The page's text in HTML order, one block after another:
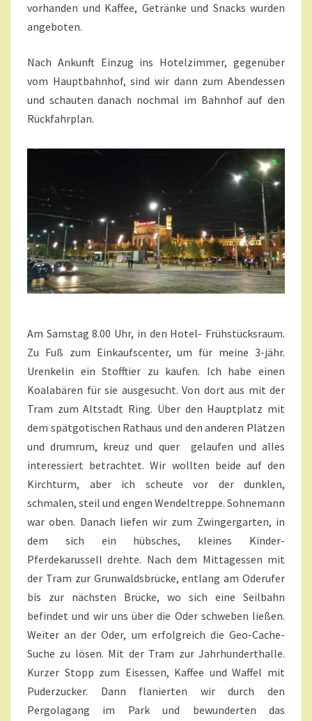
vorhanden und Kaffee, Getränke und Snacks wurden
angeboten.
Nach Ankunft Einzug ins Hotelzimmer, gegenüber
vom Hauptbahnhof, sind wir dann zum Abendessen
und schauten danach nochmal im Bahnhof auf den
Rückfahrplan.
Am Samstag 8.00 Uhr, in den Hotel- Frühstücksraum.
Zu Fuß zum Einkaufscenter, um für meine 3-jähr.
Urenkelin ein Stofftier zu kaufen. Ich habe einen
Koalabären für sie ausgesucht. Von dort aus mit der
Tram zum Altstadt Ring. Über den Hauptplatz mit
dem spätgotischen Rathaus und den anderen Plätzen
und drumrum, kreuz und quer gelaufen und alles
interessiert betrachtet. Wir wollten beide auf den
Kirchturm, aber ich scheute vor der dunklen,
schmalen, steil und engen Wendeltreppe. Sohnemann
war oben. Danach liefen wir zum Zwingergarten, in
dem sich ein hübsches, kleines Kinder-
Pferdekarussell drehte. Nach dem Mittagessen mit
der Tram zur Grunwaldsbrücke, entlang am Oderufer
bis zur nächsten Brücke, wo sich eine Seilbahn
befindet und wir uns über die Oder schweben ließen.
Weiter an der Oder, um erfolgreich die Geo-Cache-
Suche zu lösen. Mit der Tram zur Jahrhunderthalle.
Kurzer Stopp zum Eisessen, Kaffee und Waffel mit
Puderzucker. Dann flanierten wir durch den
Pergolagang im Park und bewunderten das